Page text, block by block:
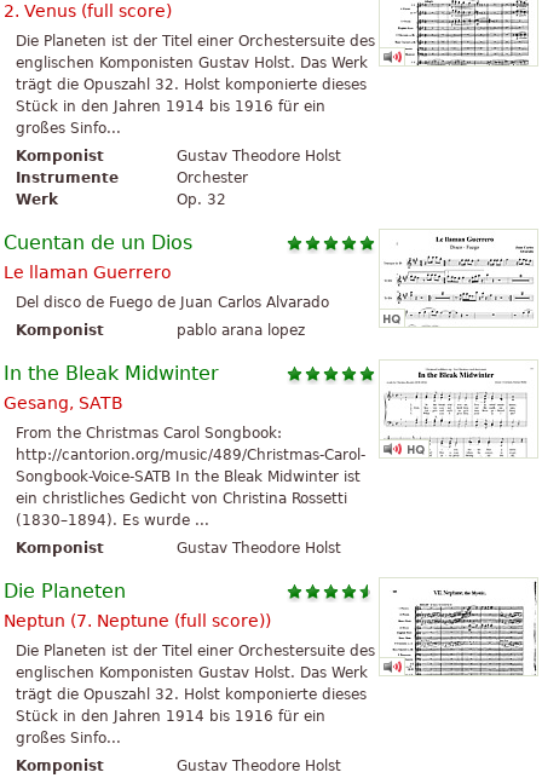
2. Venus (full score)
Die Planeten ist der Titel einer Orchestersuite des
englischen Komponisten Gustav Holst. Das Werk
trägt die Opuszahl 32. Holst komponierte dieses
Stück in den Jahren 1914 bis 1916 für ein
großes Sinfo...
Komponist
Gustav Theodore Holst
Instrumente
Orchester
Werk
Op. 32
Cuentan de un Dios
Le llaman Guerrero
Del disco de Fuego de Juan Carlos Alvarado
Komponist
pablo arana lopez
In the Bleak Midwinter
Gesang, SATB
From the Christmas Carol Songbook:
http://cantorion.org/music/489/Christmas-Carol-
Songbook-Voice-SATB In the Bleak Midwinter ist
ein christliches Gedicht von Christina Rossetti
(1830–1894). Es wurde ...
Komponist
Gustav Theodore Holst
Die Planeten
Neptun (7. Neptune (full score))
Die Planeten ist der Titel einer Orchestersuite des
englischen Komponisten Gustav Holst. Das Werk
trägt die Opuszahl 32. Holst komponierte dieses
Stück in den Jahren 1914 bis 1916 für ein
großes Sinfo...
Komponist
Gustav Theodore Holst